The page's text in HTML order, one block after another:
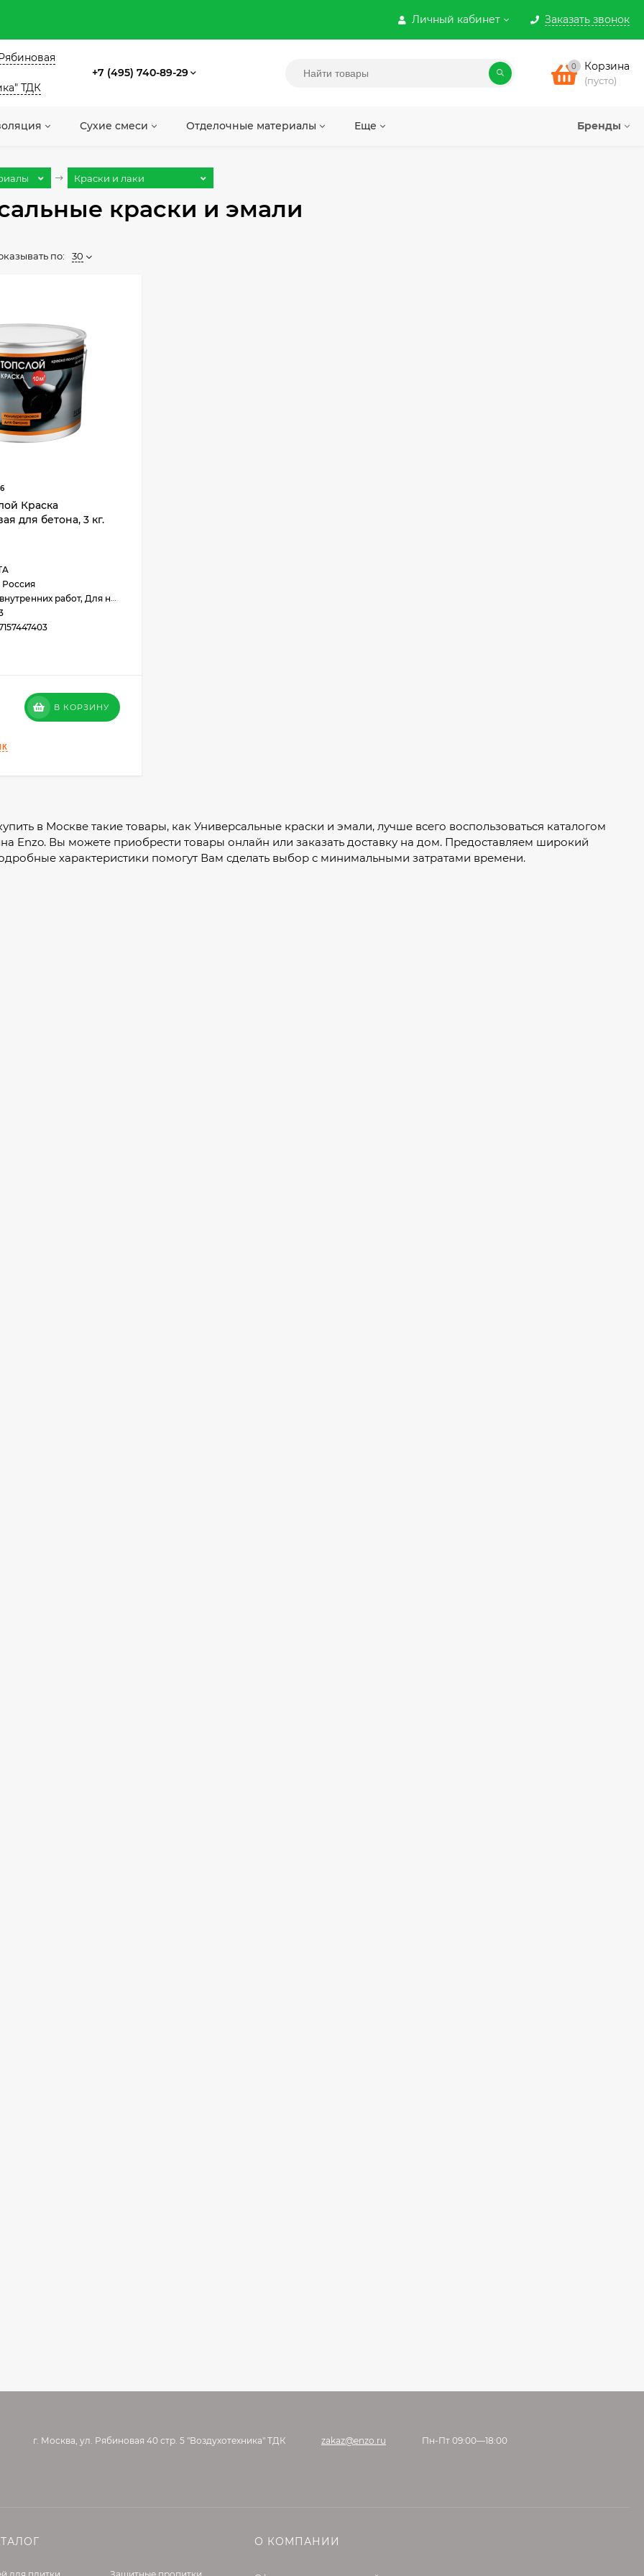
Личный кабинет Заказать звонок
ТДК
+7 (495) 740-89-29 0 Корзина
(пусто)
Бренды
Сухие смеси Отделочные материалы Еще
Краски и лаки
краски и эмали
по: 30
Краска
для бетона, 3 кг.
Россия
работ, Для наружных работ
В КОРЗИНУ
в Москве такие товары, как Универсальные краски и эмали, лучше всего воспользоваться каталогом
Enzo. Вы можете приобрести товары онлайн или заказать доставку на дом. Предоставляем широкий
характеристики помогут Вам сделать выбор с минимальными затратами времени.
г. Москва, ул. Рябиновая 40 стр. 5 "Воздухотехника" ТДК zakaz@enzo.ru Пн-Пт 09:00—18:00
О КОМПАНИИ